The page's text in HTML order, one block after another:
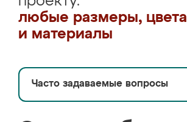
любые размеры, цвета
и материалы
Часто задаваемые вопросы